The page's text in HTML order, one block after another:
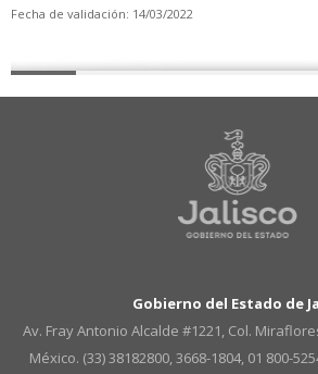
Fecha de validación: 14/03/2022
Gobierno del Estado de
Av. Fray Antonio Alcalde #1221, Col.
México. (33) 38182800, 3668-1804, 01 800-